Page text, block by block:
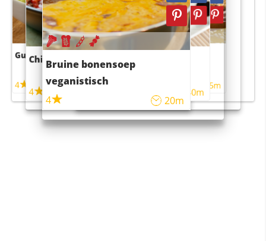
Guacamole
4
Chili con carne
4
Bruine bonensoep
veganistisch
4
20m
Sushi rijstsalade
maaltijdsalade
40m
4 55m